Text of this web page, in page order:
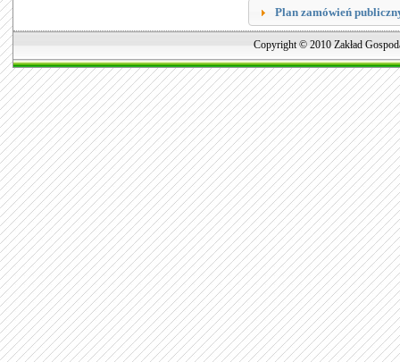
Plan zamówień
Copyright © 2010 Zakład